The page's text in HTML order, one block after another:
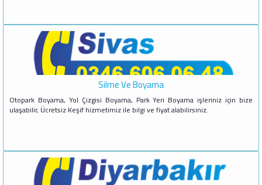
Silme Ve Boyama
Otopark Boyama, Yol Çizgisi Boyama, Park Yeri Boyama işleriniz için bize
ulaşabilir, Ücretsiz Keşif hizmetimiz ile bilgi ve fiyat alabilirsiniz.